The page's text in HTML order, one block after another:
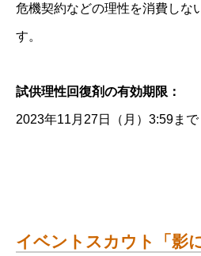
危機契約などの理性を消費しな
す。
試供理性回復剤の有効期限：
2023年11月27日（月）3:59まで
イベントスカウト「影